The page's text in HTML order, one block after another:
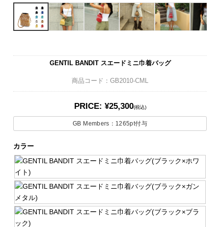
GENTIL BANDIT スエードミニ巾着バッグ
商品コード：GB2010-CML
PRICE: ¥25,300(税込)
GB Members： 1265pt付与
カラー